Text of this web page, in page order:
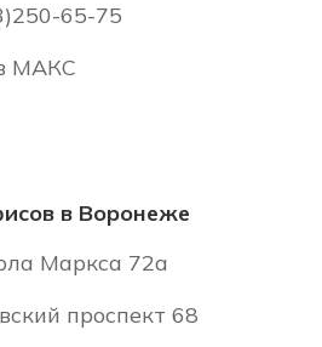
65-75
МАКС
в Воронеже
Маркса 72а
проспект 68